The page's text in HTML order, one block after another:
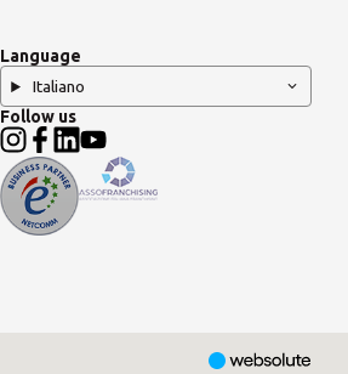
Language
Italiano
Follow us